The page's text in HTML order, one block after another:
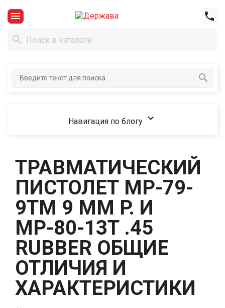




Навигация по блогу 
ТРАВМАТИЧЕСКИЙ
ПИСТОЛЕТ МР-79-
9ТМ 9 ММ P. И
МР-80-13Т .45
RUBBER ОБЩИЕ
ОТЛИЧИЯ И
ХАРАКТЕРИСТИКИ